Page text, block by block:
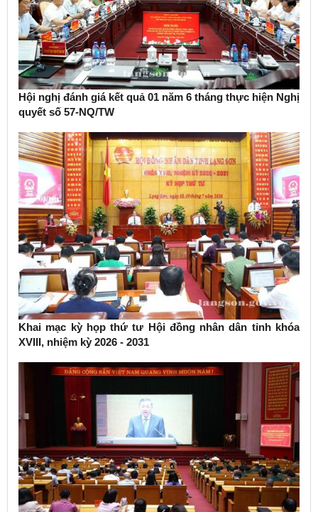
Hội nghị đánh giá kết quả 01 năm 6 tháng thực hiện Nghị
quyết số 57-NQ/TW
Khai mạc kỳ họp thứ tư Hội đồng nhân dân tỉnh khóa
XVIII, nhiệm kỳ 2026 - 2031